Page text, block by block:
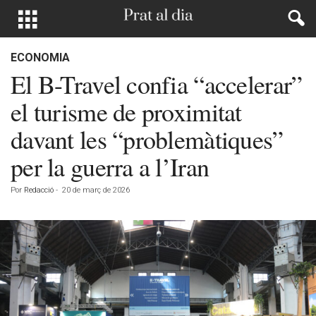
ECONOMIA
El B-Travel confia “accelerar”
el turisme de proximitat
davant les “problemàtiques”
per la guerra a l’Iran
Por Redacció - 20 de març de 2026